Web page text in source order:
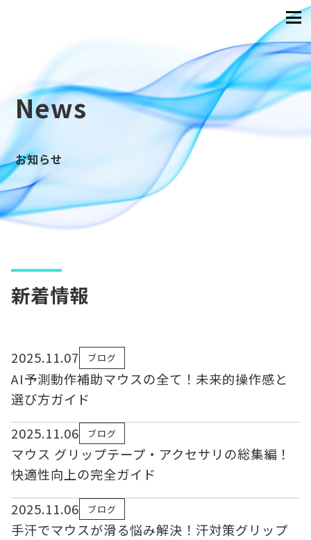
News
お知らせ
新着情報
2025.11.07 ブログ
AI予測動作補助マウスの全て！未来的操作感と
選び方ガイド
2025.11.06
ブログ
マウス グリップテープ・アクセサリの総集編！
快適性向上の完全ガイド
2025.11.06
ブログ
手汗でマウスが滑る悩み解決！汗対策グリップ